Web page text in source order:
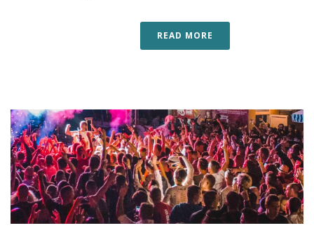
READ MORE